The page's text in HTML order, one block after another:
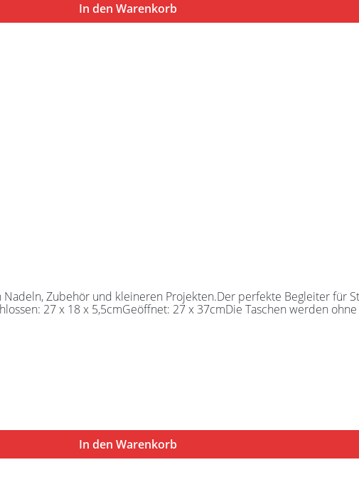
In den Warenkorb
Zubehör und kleineren Projekten.Der perfekte Begleiter für
27 x 18 x 5,5cmGeöffnet: 27 x 37cmDie Taschen werden
In den Warenkorb